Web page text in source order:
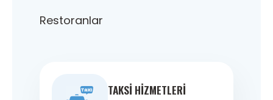
Restoranlar
TAKSI HIZMETLERI